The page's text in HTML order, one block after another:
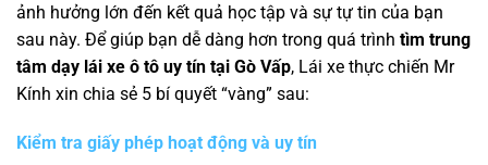
ảnh hưởng lớn đến kết quả học tập và sự tự tin của bạn
sau này. Để giúp bạn dễ dàng hơn trong quá trình tìm trung
tâm dạy lái xe ô tô uy tín tại Gò Vấp, Lái xe thực chiến Mr
Kính xin chia sẻ 5 bí quyết “vàng” sau:
Kiểm tra giấy phép hoạt động và uy tín